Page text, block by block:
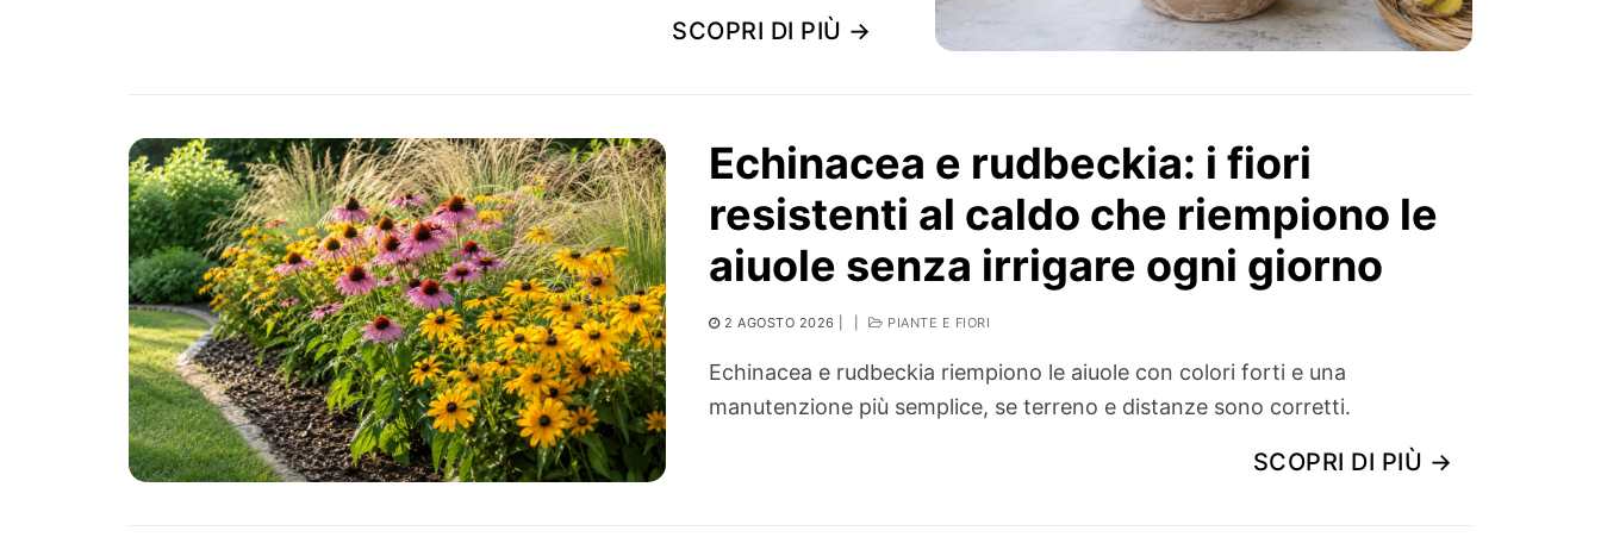
SCOPRI DI PIÙ →
Echinacea e rudbeckia: i fiori
resistenti al caldo che riempiono le
aiuole senza irrigare ogni giorno
2 AGOSTO 2026 PIANTE E FIORI
Echinacea e rudbeckia riempiono le aiuole con colori forti e una
manutenzione più semplice, se terreno e distanze sono corretti.
SCOPRI DI PIÙ →